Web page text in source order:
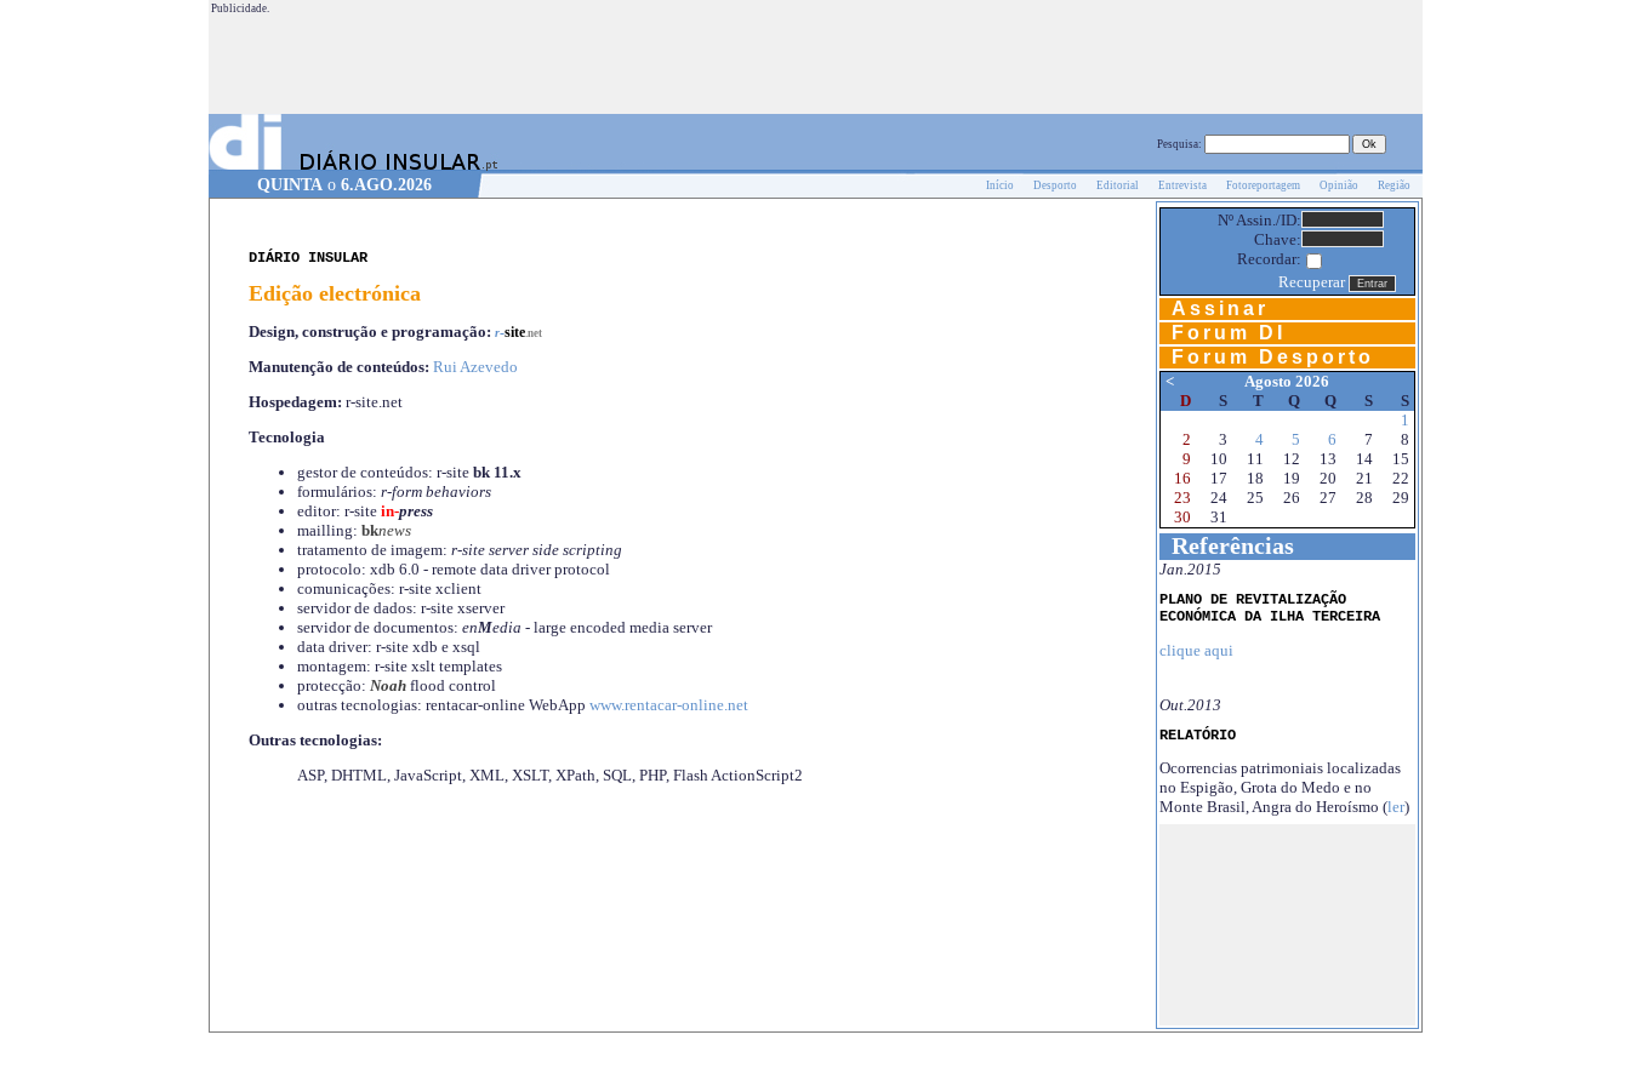
Publicidade.
Pesquisa:
QUINTA o 6.AGO.2026 Início Desporto Editorial Entrevista Fotoreportagem Opinião Região
DIÁRIO INSULAR
Edição electrónica
Design, construção e programação: r-site.net
Manutenção de conteúdos: Rui Azevedo
Hospedagem: r-site.net
Tecnologia
gestor de conteúdos: r-site bk 11.x
formulários: r-form behaviors
editor: r-site in-press
mailling: bknews
tratamento de imagem: r-site server side scripting
protocolo: xdb 6.0 - remote data driver protocol
comunicações: r-site xclient
servidor de dados: r-site xserver
servidor de documentos: enMedia - large encoded media server
data driver: r-site xdb e xsql
montagem: r-site xslt templates
protecção: Noahflood control
outras tecnologias: rentacar-online WebApp www.rentacar-online.net
Outras tecnologias:
ASP, DHTML, JavaScript, XML, XSLT, XPath, SQL, PHP, Flash ActionScript2
Nº Assin./ID:
Chave:
Recordar:
Recuperar
Assinar
Forum DI
Forum Desporto
<
Agosto 2026
D
S T Q Q S
S
1
2
3 4 5 6 7
8
9
10 11 12 13 14
15
16
17 18 19 20 21
22
23
24 25 26 27 28
29
30
31
Referências
Jan.2015
PLANO DE REVITALIZAÇÃO
ECONÓMICA DA ILHA TERCEIRA
clique aqui
Out.2013
RELATÓRIO
Ocorrencias patrimoniais localizadas
no Espigão, Grota do Medo e no
Monte Brasil, Angra do Heroísmo (ler)